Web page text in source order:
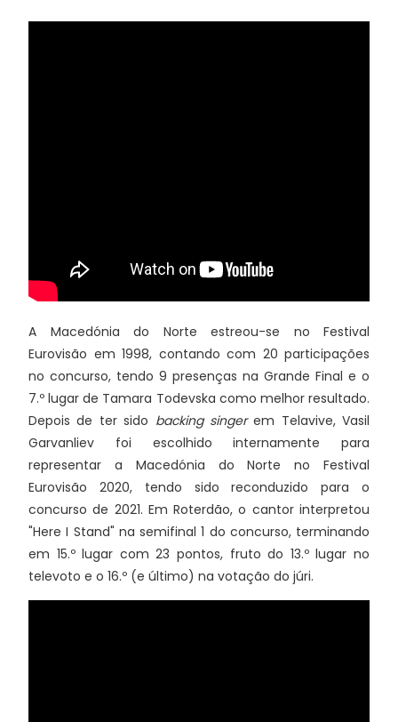
A Macedónia do Norte estreou-se no Festival
Eurovisão em 1998, contando com 20 participações
no concurso, tendo 9 presenças na Grande Final e o
7.º lugar de Tamara Todevska como melhor resultado.
Depois de ter sido backing singerem Telavive, Vasil
Garvanliev foi escolhido internamente para
representar a Macedónia do Norte no Festival
Eurovisão 2020, tendo sido reconduzido para o
concurso de 2021. Em Roterdão, o cantor interpretou
"Here I Stand" na semifinal 1 do concurso, terminando
em 15.º lugar com 23 pontos, fruto do 13.º lugar no
televoto e o 16.º (e último) na votação do júri.